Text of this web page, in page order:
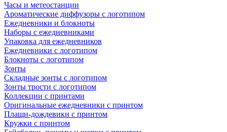
Часы и метеостанции
Ароматические диффузоры с логотипом
Ежедневники и блокноты
Наборы с ежедневниками
Упаковка для ежедневников
Ежедневники с логотипом
Блокноты с логотипом
Зонты
Складные зонты с логотипом
Зонты трости с логотипом
Коллекции с принтами
Оригинальные ежедневники с принтом
Плащи-дождевики с принтом
Кружки с принтом